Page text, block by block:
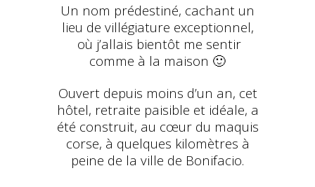
Un nom prédestiné, cachant un
lieu de villégiature exceptionnel,
où j’allais bientôt me sentir
comme à la maison 🙂
Ouvert depuis moins d’un an, cet
hôtel, retraite paisible et idéale, a
été construit, au cœur du maquis
corse, à quelques kilomètres à
peine de la ville de Bonifacio.